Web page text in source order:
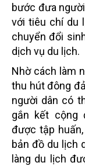
bước đưa
với tiêu chí du
chuyển đổi
dịch vụ du lịch.
Nhờ cách làm
thu hút đông
người dân có
gắn kết cộng
được tập
bản đồ du lịch
làng du lịch